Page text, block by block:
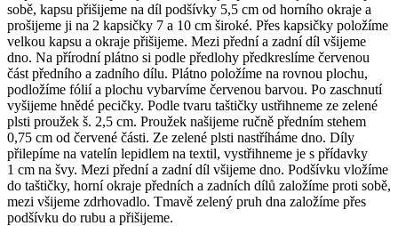
sobě, kapsu přišijeme na díl podšívky 5,5 cm od horního okraje a
prošijeme ji na 2 kapsičky 7 a 10 cm široké. Přes kapsičky položíme
velkou kapsu a okraje přišijeme. Mezi přední a zadní díl všijeme
dno. Na přírodní plátno si podle předlohy předkreslíme červenou
část předního a zadního dílu. Plátno položíme na rovnou plochu,
podložíme fólií a plochu vybarvíme červenou barvou. Po zaschnutí
vyšijeme hnědé pecičky. Podle tvaru taštičky ustřihneme ze zelené
plsti proužek š. 2,5 cm. Proužek našijeme ručně předním stehem
0,75 cm od červené části. Ze zelené plsti nastříháme dno. Díly
přilepíme na vatelín lepidlem na textil, vystřihneme je s přídavky
1 cm na švy. Mezi přední a zadní díl všijeme dno. Podšívku vložíme
do taštičky, horní okraje předních a zadních dílů založíme proti sobě,
mezi všijeme zdrhovadlo. Tmavě zelený pruh dna založíme přes
podšívku do rubu a přišijeme.